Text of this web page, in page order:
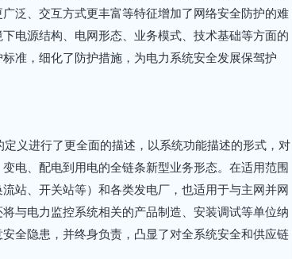
泛、交互方式更丰富等特征增加了网络安全防护的难
电源结构、电网形态、业务模式、技术基础等方面的
准，细化了防护措施，为电力系统安全发展保驾护
义进行了更全面的描述，以系统功能描述的形式，对
电、配电到用电的全链条新型业务形态。在适用范围
站、开关站等）和各类发电厂，也适用于与主网并网
与电力监控系统相关的产品制造、安装调试等单位纳
全隐患，并终身负责，凸显了对全系统安全和供应链